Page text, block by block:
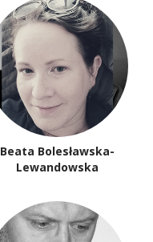
Beata Bolesławska-
Lewandowska